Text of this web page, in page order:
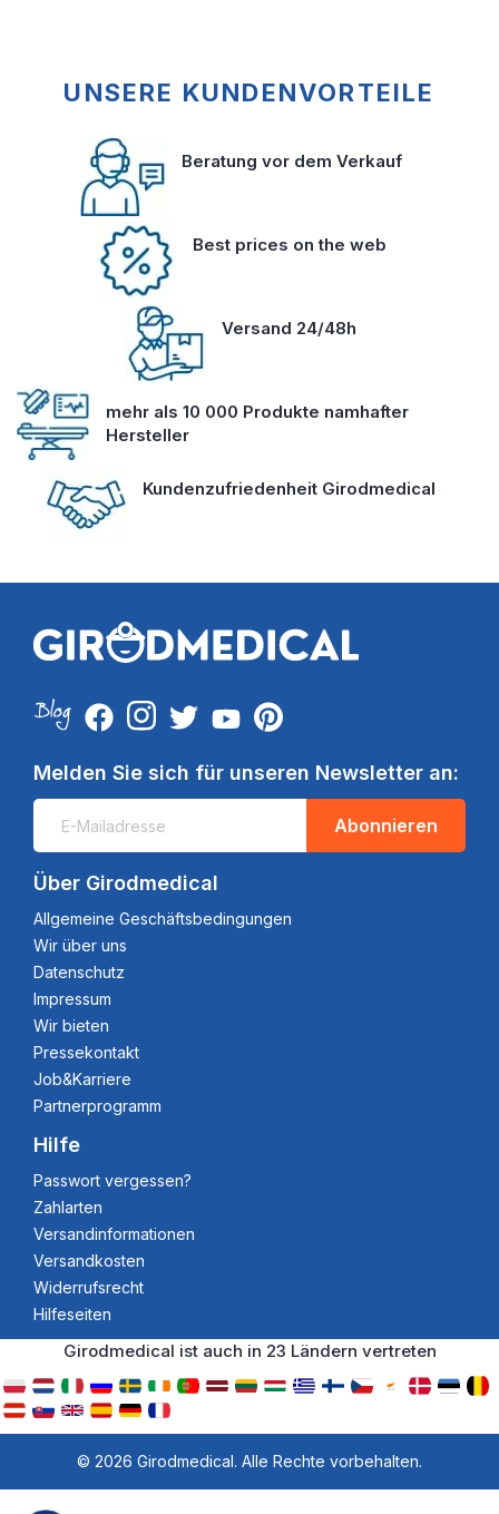
UNSERE KUNDENVORTEILE
Beratung vor dem Verkauf
Best prices on the web
Versand 24/48h
mehr als 10 000 Produkte namhafter
Hersteller
Kundenzufriedenheit Girodmedical
Melden Sie sich für unseren Newsletter an:
Abonnieren
Über Girodmedical
Allgemeine Geschäftsbedingungen
Wir über uns
Datenschutz
Impressum
Wir bieten
Pressekontakt
Job&Karriere
Partnerprogramm
Hilfe
Passwort vergessen?
Zahlarten
Versandinformationen
Versandkosten
Widerrufsrecht
Hilfeseiten
Girodmedical ist auch in 23 Ländern vertreten
© 2026 Girodmedical. Alle Rechte vorbehalten.